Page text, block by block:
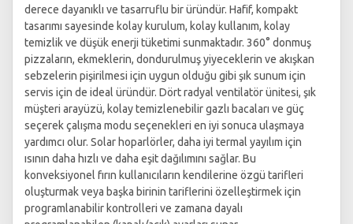
derece dayanıklı ve tasarruflu bir üründür. Hafif, kompakt
tasarımı sayesinde kolay kurulum, kolay kullanım, kolay
temizlik ve düşük enerji tüketimi sunmaktadır. 360° donmuş
pizzaların, ekmeklerin, dondurulmuş yiyeceklerin ve akışkan
sebzelerin pişirilmesi için uygun olduğu gibi şık sunum için
servis için de ideal üründür. Dört radyal ventilatör ünitesi, şık
müşteri arayüzü, kolay temizlenebilir gazlı bacaları ve güç
seçerek çalışma modu seçenekleri en iyi sonuca ulaşmaya
yardımcı olur. Solar hoparlörler, daha iyi termal yayılım için
ısının daha hızlı ve daha eşit dağılımını sağlar. Bu
konveksiyonel fırın kullanıcıların kendilerine özgü tarifleri
oluşturmak veya başka birinin tariflerini özelleştirmek için
programlanabilir kontrolleri ve zamana dayalı